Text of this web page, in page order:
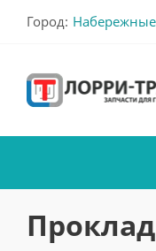
Город: